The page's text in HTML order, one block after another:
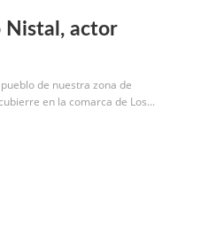
Nistal, actor
de nuestra zona de
en la comarca de Los...